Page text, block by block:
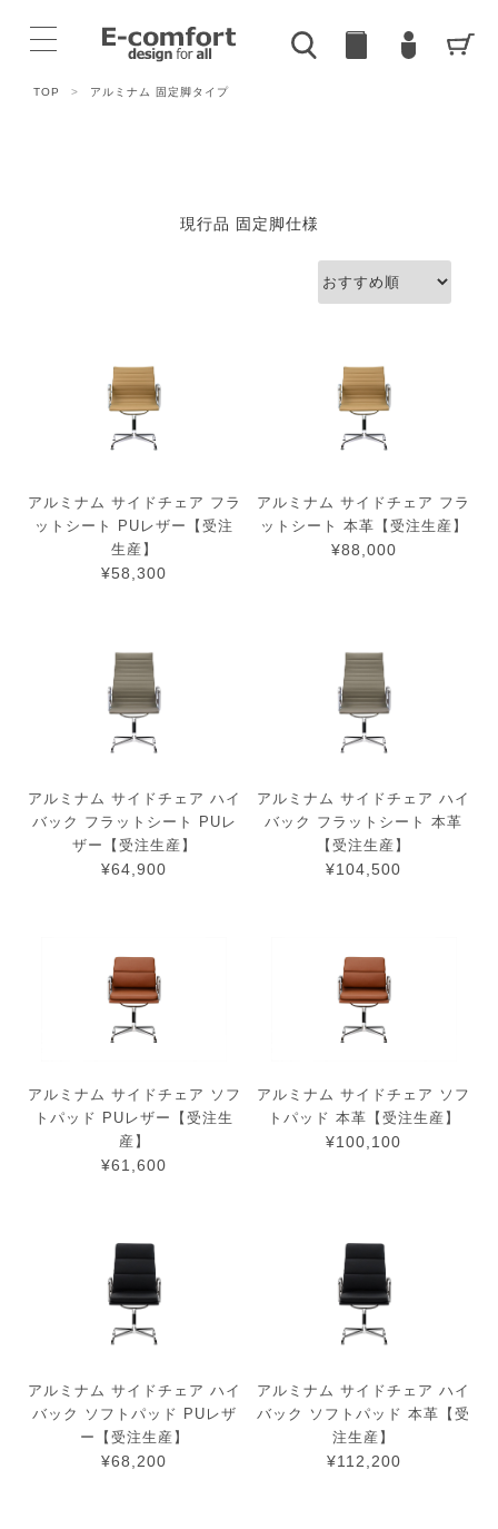
TOP > アルミナム 固定脚タイプ
現行品 固定脚仕様
アルミナム サイドチェア フラ
ットシート PUレザー【受注
生産】
¥58,300
アルミナム サイドチェア フラ
ットシート 本革【受注生産】
¥88,000
アルミナム サイドチェア ハイ
バック フラットシート PUレ
ザー【受注生産】
¥64,900
アルミナム サイドチェア ハイ
バック フラットシート 本革
【受注生産】
¥104,500
アルミナム サイドチェア ソフ
トパッド PUレザー【受注生
産】
¥61,600
アルミナム サイドチェア ソフ
トパッド 本革【受注生産】
¥100,100
アルミナム サイドチェア ハイ
バック ソフトパッド PUレザ
ー【受注生産】
¥68,200
アルミナム サイドチェア ハイ
バック ソフトパッド 本革【受
注生産】
¥112,200